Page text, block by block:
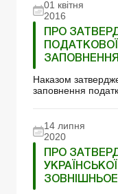
01 квітня
2016
ПРО
Наказом
заповнення
14 липня
2020
ПРО